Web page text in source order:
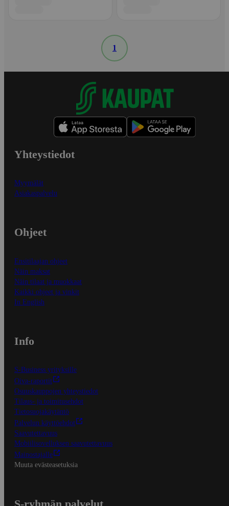
1
Yhteystiedot
Myymälät
Asiakaspalvelu
Ohjeet
Ensitilaajan ohjeet
Näin maksat
Näin tilaat ja muokkaat
Kaikki ohjeet ja vinkit
In English
Info
S-Business yrityksille
Oiva-raportit
Osuuskauppojen yhteystiedot
Tilaus- ja toimitusehdot
Tietosuojakäytäntö
Palvelun käyttöehdot
Saavutettavuus
Mobiilisovelluksen saavutettavuus
Mainostajalle
Muuta evästeasetuksia